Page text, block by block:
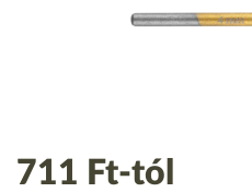
711 Ft-tól